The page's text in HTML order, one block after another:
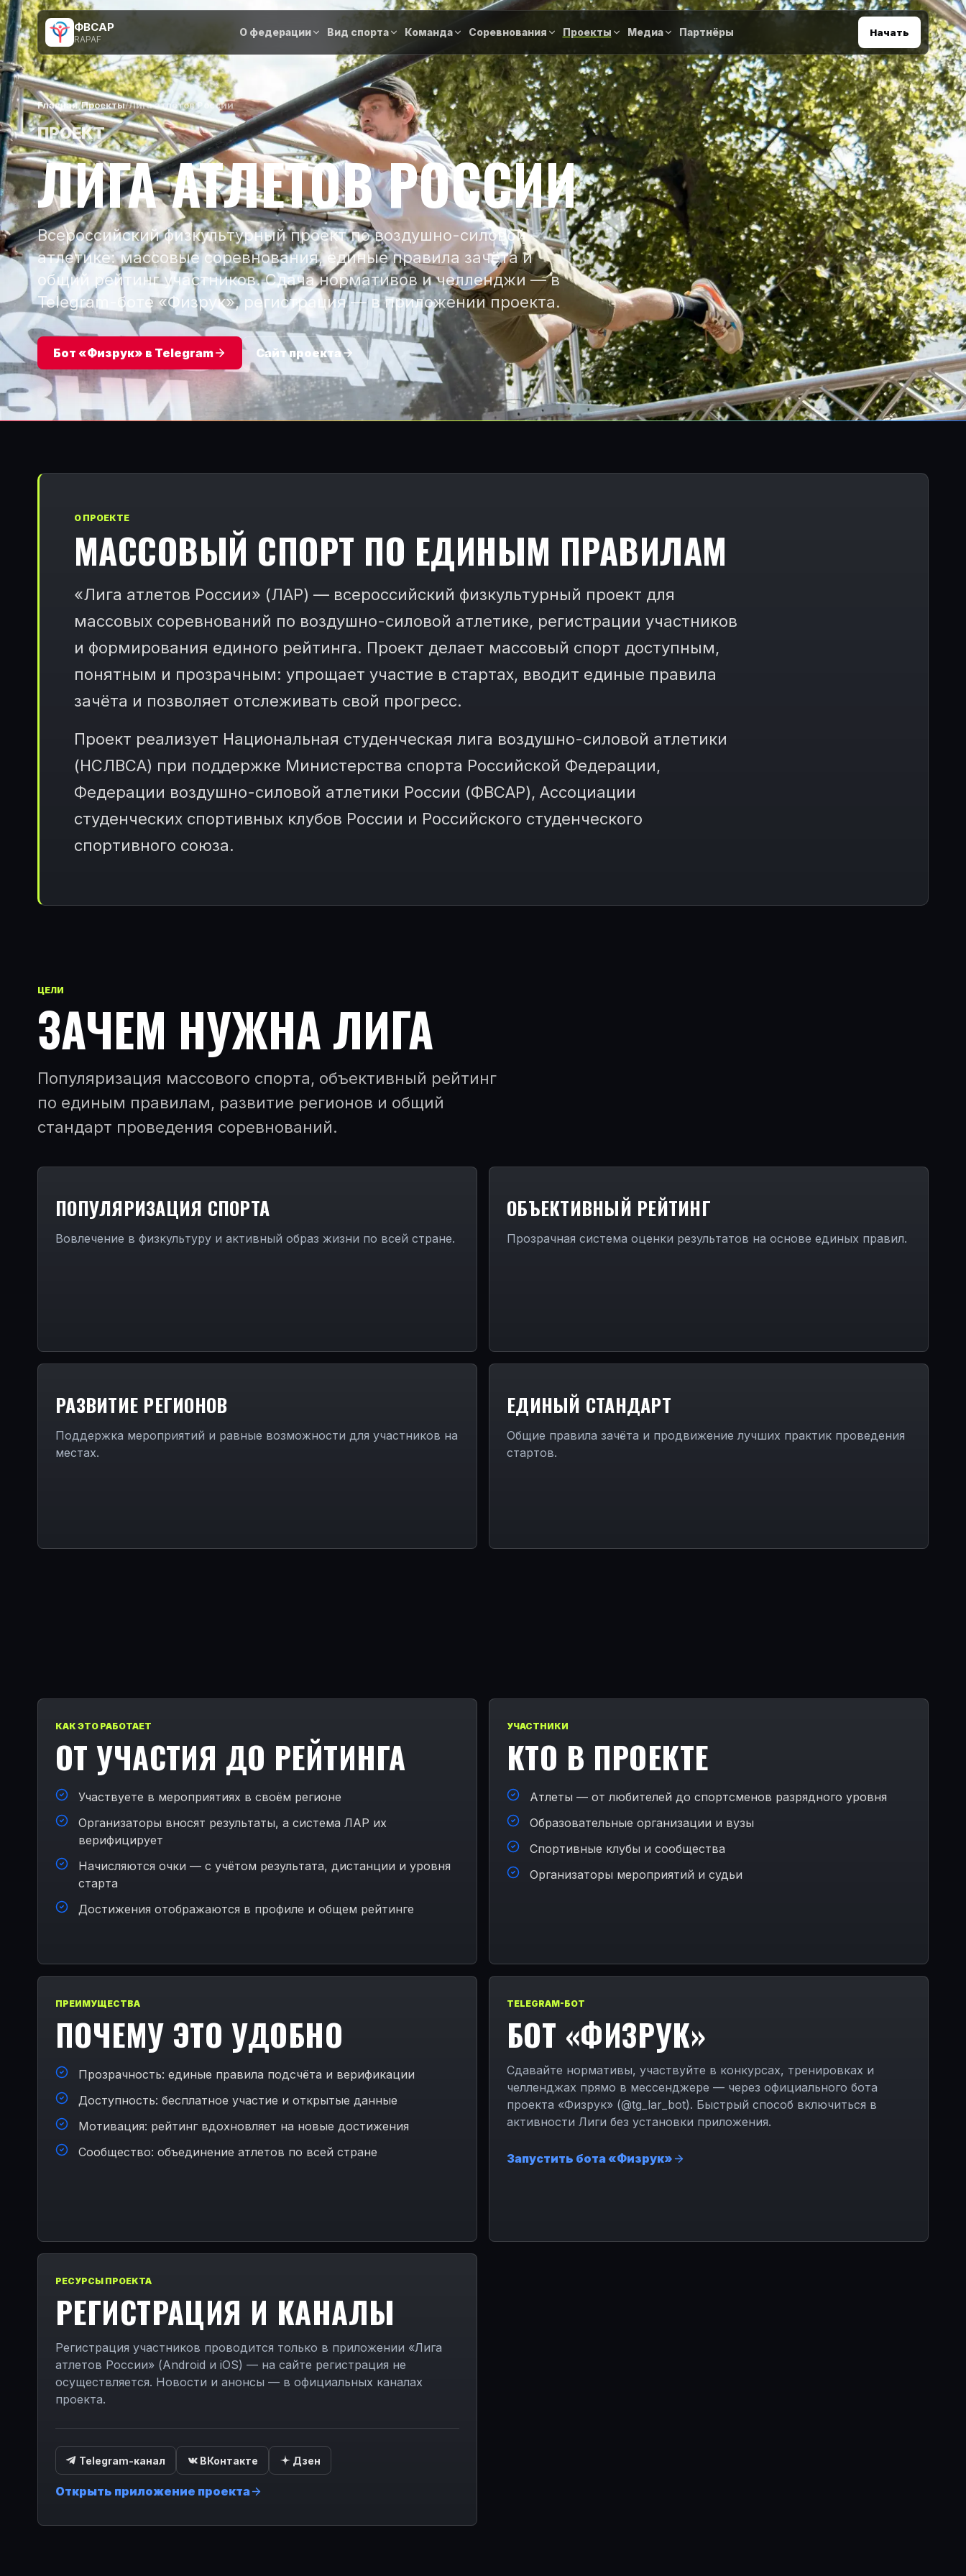
ФВСАР
RAPAF
О федерации Вид спорта Команда Соревнования Проекты Медиа Партнёры Начать
Главная/Проекты/Лига атлетов России
ПРОЕКТ
ЛИГА АТЛЕТОВ РОССИИ
Всероссийский физкультурный проект по воздушно-силовой
атлетике: массовые соревнования, единые правила зачёта и
общий рейтинг участников. Сдача нормативов и челленджи — в
Telegram-боте «Физрук», регистрация — в приложении проекта.
Бот «Физрук» в Telegram Сайт проекта
О ПРОЕКТЕ
МАССОВЫЙ СПОРТ ПО ЕДИНЫМ ПРАВИЛАМ
«Лига атлетов России» (ЛАР) — всероссийский физкультурный проект для
массовых соревнований по воздушно-силовой атлетике, регистрации участников
и формирования единого рейтинга. Проект делает массовый спорт доступным,
понятным и прозрачным: упрощает участие в стартах, вводит единые правила
зачёта и позволяет отслеживать свой прогресс.
Проект реализует Национальная студенческая лига воздушно-силовой атлетики
(НСЛВСА) при поддержке Министерства спорта Российской Федерации,
Федерации воздушно-силовой атлетики России (ФВСАР), Ассоциации
студенческих спортивных клубов России и Российского студенческого
спортивного союза.
ЦЕЛИ
ЗАЧЕМ НУЖНА ЛИГА
Популяризация массового спорта, объективный рейтинг
по единым правилам, развитие регионов и общий
стандарт проведения соревнований.
ПОПУЛЯРИЗАЦИЯ СПОРТА
Вовлечение в физкультуру и активный образ жизни по всей стране.
ОБЪЕКТИВНЫЙ РЕЙТИНГ
Прозрачная система оценки результатов на основе единых правил.
РАЗВИТИЕ РЕГИОНОВ
Поддержка мероприятий и равные возможности для участников на
местах.
ЕДИНЫЙ СТАНДАРТ
Общие правила зачёта и продвижение лучших практик проведения
стартов.
КАК ЭТО РАБОТАЕТ
ОТ УЧАСТИЯ ДО РЕЙТИНГА
Участвуете в мероприятиях в своём регионе
Организаторы вносят результаты, а система ЛАР их
верифицирует
Начисляются очки — с учётом результата, дистанции и уровня
старта
Достижения отображаются в профиле и общем рейтинге
УЧАСТНИКИ
КТО В ПРОЕКТЕ
Атлеты — от любителей до спортсменов разрядного уровня
Образовательные организации и вузы
Спортивные клубы и сообщества
Организаторы мероприятий и судьи
ПРЕИМУЩЕСТВА
ПОЧЕМУ ЭТО УДОБНО
Прозрачность: единые правила подсчёта и верификации
Доступность: бесплатное участие и открытые данные
Мотивация: рейтинг вдохновляет на новые достижения
Сообщество: объединение атлетов по всей стране
TELEGRAM-БОТ
БОТ «ФИЗРУК»
Сдавайте нормативы, участвуйте в конкурсах, тренировках и
челленджах прямо в мессенджере — через официального бота
проекта «Физрук» (@tg_lar_bot). Быстрый способ включиться в
активности Лиги без установки приложения.
Запустить бота «Физрук»
РЕСУРСЫ ПРОЕКТА
РЕГИСТРАЦИЯ И КАНАЛЫ
Регистрация участников проводится только в приложении «Лига
атлетов России» (Android и iOS) — на сайте регистрация не
осуществляется. Новости и анонсы — в официальных каналах
проекта.
Telegram-канал ВКонтакте Дзен
Открыть приложение проекта